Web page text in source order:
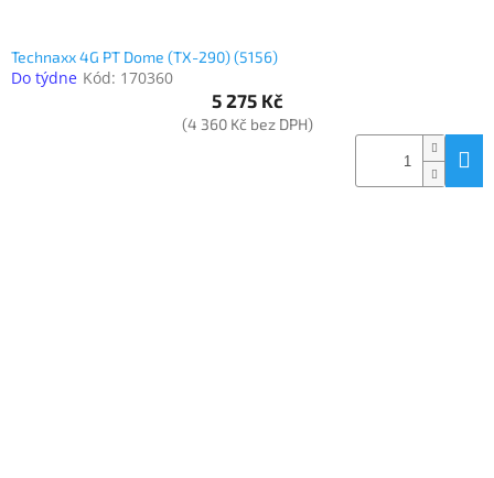
Technaxx 4G PT Dome (TX-290) (5156)
Do týdne Kód: 170360
5 275 Kč
(4 360 Kč bez DPH)